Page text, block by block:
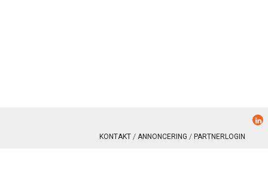
KONTAKT ANNONCERING PARTNERLOGIN